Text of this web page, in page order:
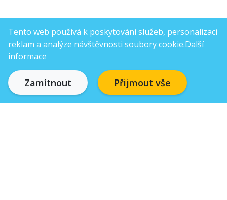
Tento web používá k poskytování služeb, personalizaci
reklam a analýze návštěvnosti soubory cookie.Další
informace
Zamítnout Přijmout vše